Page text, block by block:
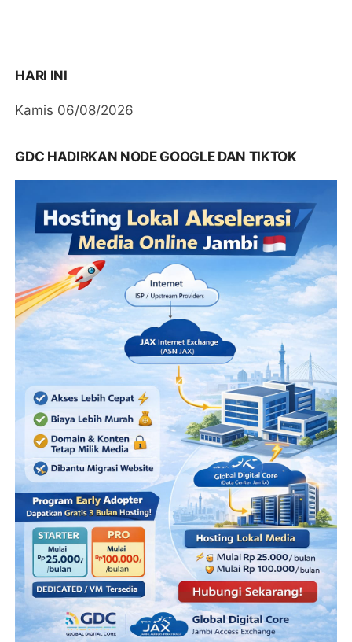
HARI INI
Kamis 06/08/2026
GDC HADIRKAN NODE GOOGLE DAN TIKTOK